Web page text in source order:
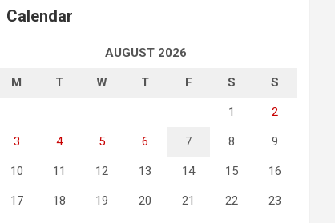
Calendar
AUGUST 2026
M T W T F S S
1 2
3 4 5 6 7 8 9
10 11 12 13 14 15 16
17 18 19 20 21 22 23